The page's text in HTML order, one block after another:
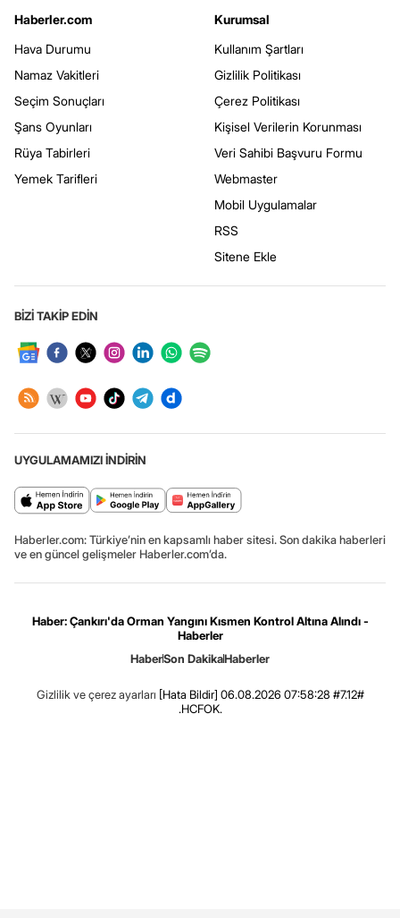
Haberler.com
Hava Durumu
Namaz Vakitleri
Seçim Sonuçları
Şans Oyunları
Rüya Tabirleri
Yemek Tarifleri
Kurumsal
Kullanım Şartları
Gizlilik Politikası
Çerez Politikası
Kişisel Verilerin Korunması
Veri Sahibi Başvuru Formu
Webmaster
Mobil Uygulamalar
RSS
Sitene Ekle
BİZİ TAKİP EDİN
UYGULAMAMIZI İNDİRİN
Haberler.com: Türkiye’nin en kapsamlı haber sitesi. Son dakika haberleri
ve en güncel gelişmeler Haberler.com’da.
Haber: Çankırı'da Orman Yangını Kısmen Kontrol Altına Alındı -
Haberler
HaberSon DakikaHaberler
Gizlilik ve çerez ayarları [Hata Bildir] 06.08.2026 07:58:28 #7.12#
.HCFOK.